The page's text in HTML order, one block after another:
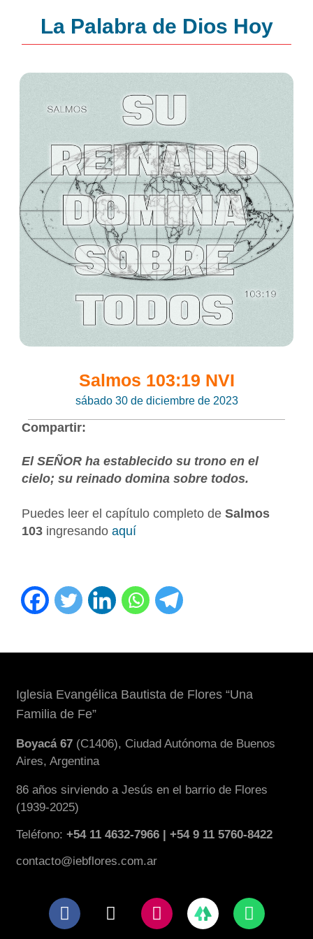
La Palabra de Dios Hoy
Salmos 103:19 NVI
sábado 30 de diciembre de 2023
Compartir:
El SEÑOR ha establecido su trono en el
cielo; su reinado domina sobre todos.
Puedes leer el capítulo completo de Salmos
103 ingresandoaquí
Iglesia Evangélica Bautista de Flores “Una
Familia de Fe”
Boyacá 67 (C1406), Ciudad Autónoma de Buenos
Aires, Argentina
86 años sirviendo a Jesús en el barrio de Flores
(1939-2025)
Teléfono:+54 11 4632-7966 | +54 9 11 5760-8422
contacto@iebflores.com.ar
F
a
X
-
I
n
W
h